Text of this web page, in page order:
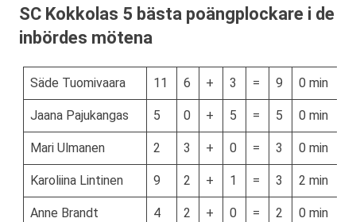
SC Kokkolas 5 bästa poängplockare i de
inbördes mötena
Säde Tuomivaara 11 6 + 3 = 9 0 min
Jaana Pajukangas 5 0 + 5 = 5 0 min
Mari Ulmanen 2 3 + 0 = 3 0 min
Karoliina Lintinen 9 2 + 1 = 3 2 min
Anne Brandt 4 2 + 0 = 2 0 min